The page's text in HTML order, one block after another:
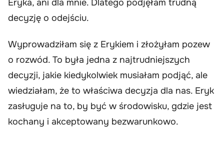
Eryka, ani dla mnie. Dlatego podjęłam trudną
decyzję o odejściu.
Wyprowadziłam się z Erykiem i złożyłam pozew
o rozwód. To była jedna z najtrudniejszych
decyzji, jakie kiedykolwiek musiałam podjąć, ale
wiedziałam, że to właściwa decyzja dla nas. Eryk
zasługuje na to, by być w środowisku, gdzie jest
kochany i akceptowany bezwarunkowo.